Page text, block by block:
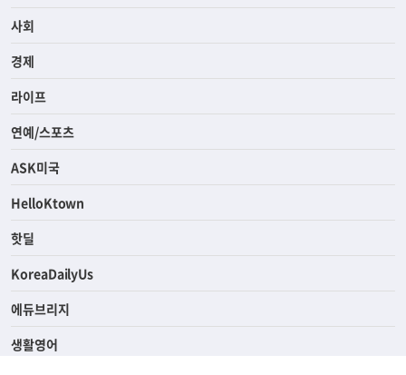
사회
경제
라이프
연예/스포츠
ASK미국
HelloKtown
핫딜
KoreaDailyUs
에듀브리지
생활영어